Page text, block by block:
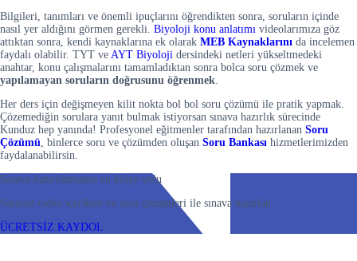
Bilgileri, tanımları ve önemli ipuçlarını öğrendikten sonra, soruların içinde
nasıl yer aldığını görmen gerekli. Biyoloji konu anlatımı videolarımıza göz
attıktan sonra, kendi kaynaklarına ek olarak MEB Kaynaklarını da incelemen
faydalı olabilir. TYT ve AYT Biyoloji dersindeki netleri yükseltmedeki
anahtar, konu çalışmalarını tamamladıktan sonra bolca soru çözmek ve
yapılamayan soruların doğrusunu öğrenmek.
Her ders için değişmeyen kilit nokta bol bol soru çözümü ile pratik yapmak.
Çözemediğin sorulara yanıt bulmak istiyorsan sınava hazırlık sürecinde
Kunduz hep yanında! Profesyonel eğitmenler tarafından hazırlanan Soru
Çözümü, binlerce soru ve çözümden oluşan Soru Bankası hizmetlerimizden
faydalanabilirsin.
Sınava hazırlanmanın en kolay yolu
Sınırsız video içerikler ve soru çözümleri ile sınava hazırlan
ÜCRETSİZ KAYDOL